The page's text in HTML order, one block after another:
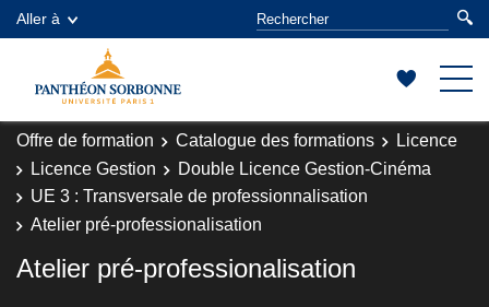
Aller à
Offre de formation Catalogue des formations
Licence
Licence Gestion
Double Licence Gestion-Cinéma
UE 3 : Transversale de professionnalisation
Atelier pré-professionalisation
Atelier pré-professionalisation